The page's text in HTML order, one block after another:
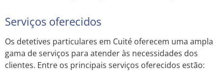
Serviços oferecidos
Os detetives particulares em Cuité oferecem uma ampla
gama de serviços para atender às necessidades dos
clientes. Entre os principais serviços oferecidos estão: